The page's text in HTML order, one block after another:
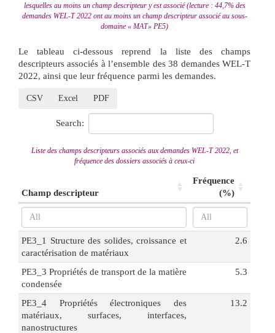
lesquelles au moins un champ descripteur y est associé (lecture : 44,7% des
demandes WEL-T 2022 ont au moins un champ descripteur associé au sous-
domaine « MAT» PE5)
Le tableau ci-dessous reprend la liste des champs
descripteurs associés à l’ensemble des 38 demandes WEL-T
2022, ainsi que leur fréquence parmi les demandes.
CSV Excel PDF
Search:
Liste des champs descripteurs associés aux demandes WEL-T 2022, et
fréquence des dossiers associés à ceux-ci
Champ descripteur
Fréquence
(%)
PE3_1 Structure des solides, croissance et
caractérisation de matériaux
2.6
PE3_3 Propriétés de transport de la matière
condensée
5.3
PE3_4 Propriétés électroniques des
matériaux, surfaces, interfaces,
nanostructures
13.2